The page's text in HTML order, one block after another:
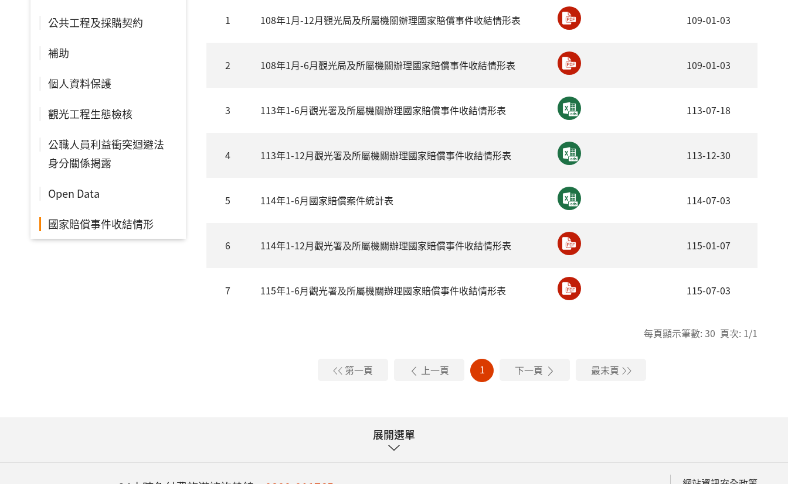
公共工程及採購契約
補助
個人資料保護
觀光工程生態檢核
公職人員利益衝突迴避法
身分關係揭露
Open Data
國家賠償事件收結情形
1 108年1月-12月觀光局及所屬機關辦理國家賠償事件收結情形表 109-01-03
2 108年1月-6月觀光局及所屬機關辦理國家賠償事件收結情形表 109-01-03
3 113年1-6月觀光署及所屬機關辦理國家賠償事件收結情形表 113-07-18
4 113年1-12月觀光署及所屬機關辦理國家賠償事件收結情形表 113-12-30
5 114年1-6月國家賠償案件統計表 114-07-03
6 114年1-12月觀光署及所屬機關辦理國家賠償事件收結情形表 115-01-07
7 115年1-6月觀光署及所屬機關辦理國家賠償事件收結情形表 115-07-03
每頁顯示筆數: 30 頁次: 1/1
第一頁 上一頁 1 下一頁 最末頁
展開選單